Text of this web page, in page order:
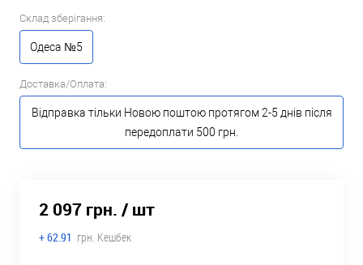
Склад зберігання:
Одеса №5
Доставка/Оплата:
Відправка тільки Новою поштою протягом 2-5 днів після
передоплати 500 грн.
2 097 грн. / шт
+ 62.91 грн. Кешбек